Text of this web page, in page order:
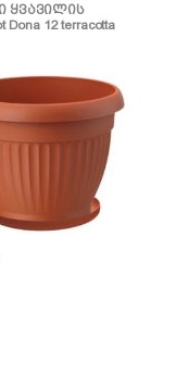
ყვავილის
Dona 12 terracotta